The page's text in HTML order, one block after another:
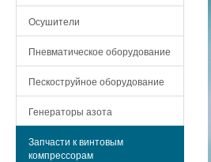
Осушители
Пневматическое оборудование
Пескоструйное оборудование
Генераторы азота
Запчасти к винтовым
компрессорам